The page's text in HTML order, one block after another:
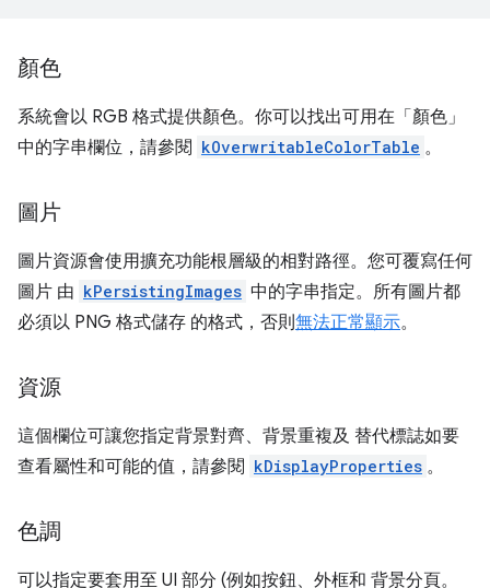
顏色
系統會以 RGB 格式提供顏色。你可以找出可用在「顏色」
中的字串欄位，請參閱 kOverwritableColorTable 。
圖片
圖片資源會使用擴充功能根層級的相對路徑。您可覆寫任何
圖片 由 kPersistingImages 中的字串指定。所有圖片都
必須以 PNG 格式儲存 的格式，否則無法正常顯示。
資源
這個欄位可讓您指定背景對齊、背景重複及 替代標誌如要
查看屬性和可能的值，請參閱 kDisplayProperties 。
色調
可以指定要套用至 UI 部分 (例如按鈕、外框和 背景分頁。